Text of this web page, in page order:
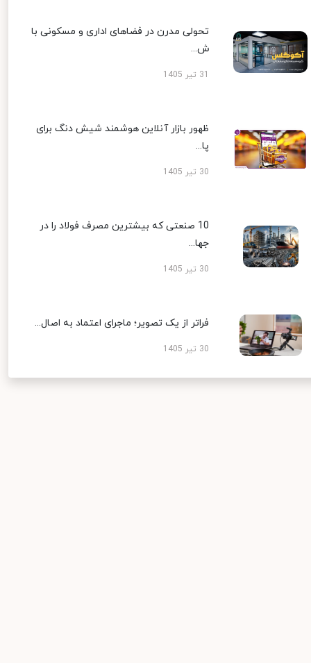
تحولی مدرن در فضاهای اداری و مسکونی با
ش...
ظهور بازار آنلاین هوشمند شیش دنگ برای
پا...
30 تیر 1405
10 صنعتی که بیشترین مصرف فولاد را در
جها...
30 تیر 1405
فراتر از یک تصویر؛ ماجرای اعتماد به اصال...
30 تیر 1405